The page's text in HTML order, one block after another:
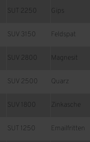
SUT 2250 Gips
SUV 3150 Feldspat
SUV 2800 Magnesit
SUV 2500 Quarz
SUV 1800 Zinkasche
SUT 1250 Emailfritten